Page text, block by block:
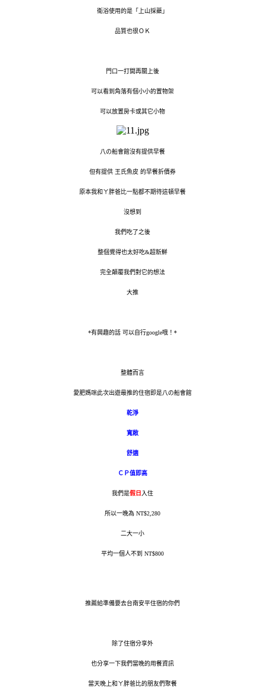
衛浴使用的是「上山採藥」
品質也很ＯＫ
門口一打開再關上後
可以看到角落有個小小的置物架
可以放置房卡或其它小物
八の船會館沒有提供早餐
但有提供 王氏魚皮 的早餐折價券
原本我和ㄚ胖爸比一點都不期待這頓早餐
沒想到
我們吃了之後
整個覺得也太好吃&超新鮮
完全顛覆我們對它的想法
大推
*有興趣的話 可以自行google哦！*
整體而言
愛肥媽咪此次出遊最推的住宿即是八の船會館
乾淨
寬敞
舒適
ＣＰ值即高
我們是假日 入住
所以一晚為 NT$2,280
二大一小
平均一個人不到 NT$800
推薦給準備要去台南安平住宿的你們
除了住宿分享外
也分享一下我們當晚的用餐資訊
當天晚上和ㄚ胖爸比的朋友們聚餐